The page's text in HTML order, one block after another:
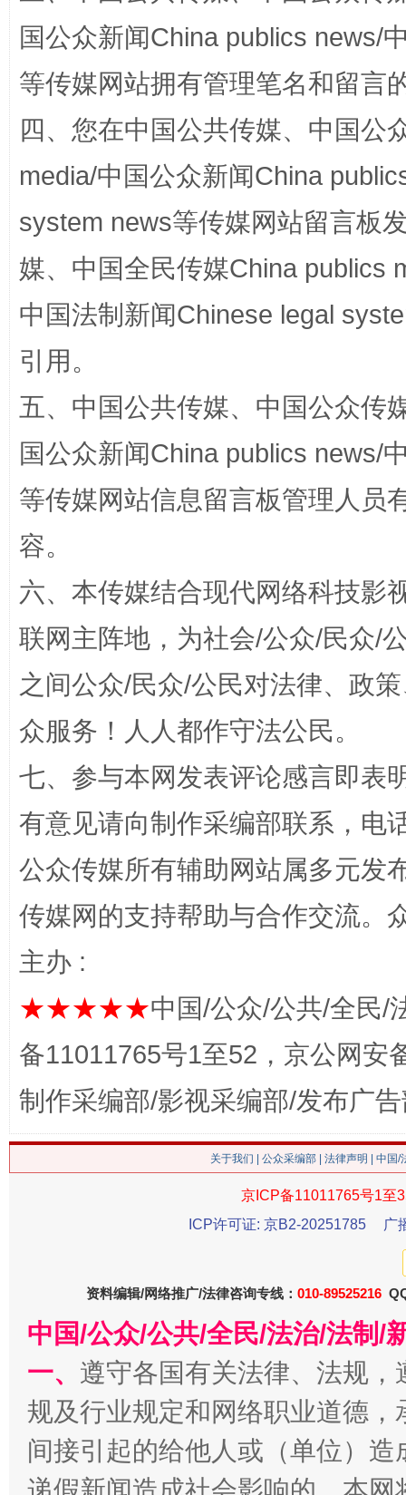
站台名比不上好声名
漫山遍野的桃花与雪山、麦地、白藏房
这是一记警钟！ 谢
在谋一域中谋全局
今
国公众新闻China publics news/
等传媒网站拥有管理笔名和留言
四、您在中国公共传媒、中国公
media/中国公众新闻China
system news等传媒网站留言板
媒、中国全民传媒China publics
中国法制新闻Chinese legal
引用。
五、中国公共传媒、中国公众传
国公众新闻China publics news/
等传媒网站信息留言板管理人员
容。
六、本传媒结合现代网络科技影
联网主阵地，为社会/公众/民众/
之间公众/民众/公民对法律、政
众服务！人人都作守法公民。
七、参与本网发表评论感言即表
有意见请向制作采编部联系，电
公众传媒所有辅助网站属多元发
传媒网的支持帮助与合作交流。
主办 :
★★★★★中国/公众/公共/全民/
备11011765号1至52，京公网安
制作采编部/影视采编部/发布广
关于我们 公众采编部 法律声明 | 中国
京ICP备11011765号1至
ICP许可证: 京B2-20251785
广
资料编辑/网络推广/法律咨询专线： 010-89525216
中国/公众/公共/全民/法治/法制/
一、 遵守各国有关法律、法规
规及行业规定和网络职业道德
间接引起的给他人或（单位）